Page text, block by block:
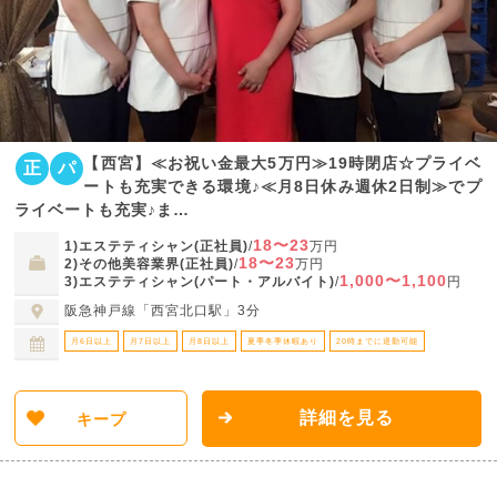
正 パ
【西宮】≪お祝い金最大5万円≫19時閉店☆プライベ
ートも充実できる環境♪≪月8日休み週休2日制≫でプ
ライベートも充実♪ま…
1)エステティシャン(正社員)/18〜23万円
2)その他美容業界(正社員)/18〜23万円
3)エステティシャン(パート・アルバイト)/1,000〜1,100 円
阪急神戸線「西宮北口駅」3分
月6日以上 月7日以上 月8日以上 夏季冬季休暇あり 20時までに退勤可能
キープ 詳細を見る